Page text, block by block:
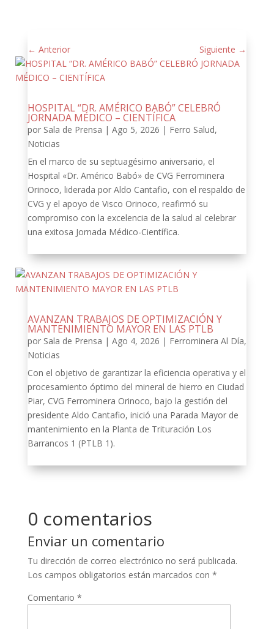
← Anterior Siguiente →
HOSPITAL “DR. AMÉRICO BABÓ” CELEBRÓ
JORNADA MÉDICO – CIENTÍFICA
por Sala de Prensa | Ago 5, 2026 | Ferro Salud,
Noticias
En el marco de su septuagésimo aniversario, el
Hospital «Dr. Américo Babó» de CVG Ferrominera
Orinoco, liderada por Aldo Cantafio, con el respaldo de
CVG y el apoyo de Visco Orinoco, reafirmó su
compromiso con la excelencia de la salud al celebrar
una exitosa Jornada Médico-Científica.
AVANZAN TRABAJOS DE OPTIMIZACIÓN Y
MANTENIMIENTO MAYOR EN LAS PTLB
por Sala de Prensa | Ago 4, 2026 | Ferrominera Al Día,
Noticias
Con el objetivo de garantizar la eficiencia operativa y el
procesamiento óptimo del mineral de hierro en Ciudad
Piar, CVG Ferrominera Orinoco, bajo la gestión del
presidente Aldo Cantafio, inició una Parada Mayor de
mantenimiento en la Planta de Trituración Los
Barrancos 1 (PTLB 1).
0 comentarios
Enviar un comentario
Tu dirección de correo electrónico no será publicada.
Los campos obligatorios están marcados con *
Comentario *